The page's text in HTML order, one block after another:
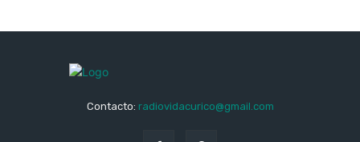
Contacto: radiovidacurico@gmail.com